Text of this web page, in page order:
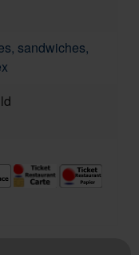
sandwiches,